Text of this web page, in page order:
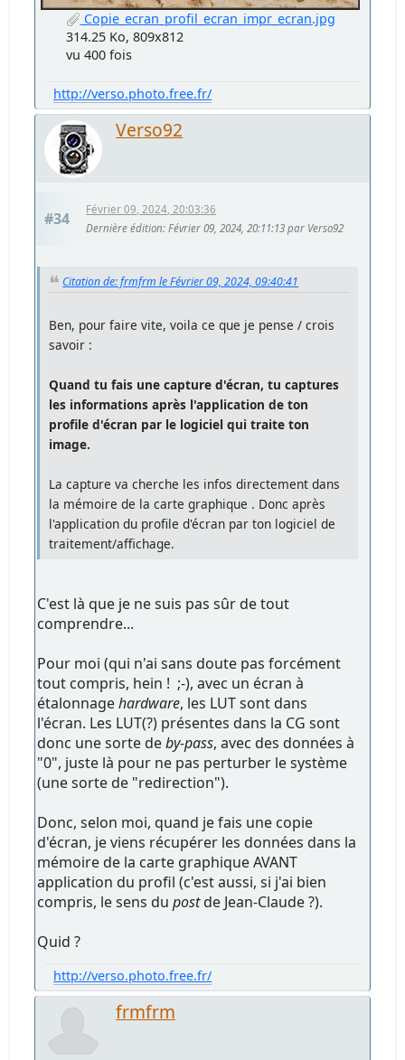
Copie_ecran_profil_ecran_impr_ecran.jpg
314.25 Ko, 809x812
vu 400 fois
http://verso.photo.free.fr/
Verso92
#34
Février 09, 2024, 20:03:36
Dernière édition: Février 09, 2024, 20:11:13 par Verso92
Citation de: frmfrm le Février 09, 2024, 09:40:41
Ben, pour faire vite, voila ce que je pense / crois
savoir :
Quand tu fais une capture d'écran, tu captures
les informations après l'application de ton
profile d'écran par le logiciel qui traite ton
image.
La capture va cherche les infos directement dans
la mémoire de la carte graphique . Donc après
l'application du profile d'écran par ton logiciel de
traitement/affichage.
C'est là que je ne suis pas sûr de tout
comprendre...
Pour moi (qui n'ai sans doute pas forcément
tout compris, hein ! ;-), avec un écran à
étalonnagehardware, les LUT sont dans
l'écran. Les LUT(?) présentes dans la CG sont
donc une sorte deby-pass, avec des données à
"0", juste là pour ne pas perturber le système
(une sorte de "redirection").
Donc, selon moi, quand je fais une copie
d'écran, je viens récupérer les données dans la
mémoire de la carte graphique AVANT
application du profil (c'est aussi, si j'ai bien
compris, le sens dupostde Jean-Claude ?).
Quid ?
http://verso.photo.free.fr/
frmfrm